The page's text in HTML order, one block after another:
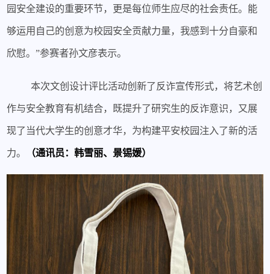
园安全建设的重要环节，更是每位师生应尽的社会责任。能
够运用自己的创意为校园安全贡献力量，我感到十分自豪和
欣慰。”参赛者孙文彦表示。
本次文创设计评比活动创新了反诈宣传形式，将艺术创
作与安全教育有机结合，既提升了研究生的反诈意识，又展
现了当代大学生的创意才华，为构建平安校园注入了新的活
力。 （通讯员 ：韩雪丽、景锡媛）